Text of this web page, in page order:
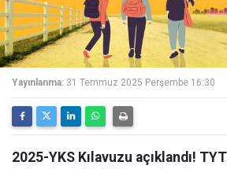
Yayınlanma: 31 Temmuz 2025 Perşembe 16:30
2025-YKS Kılavuzu açıklandı!